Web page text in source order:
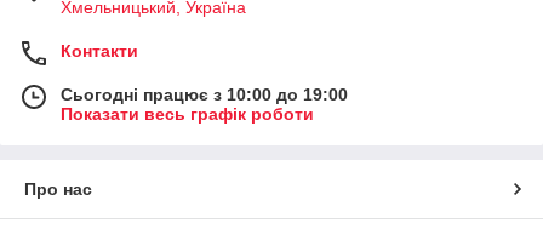
Хмельницький, Україна
Контакти
Сьогодні працює з 10:00 до 19:00
Показати весь графік роботи
Про нас